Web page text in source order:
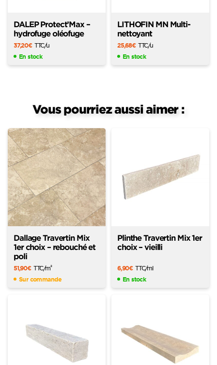
DALEP Protect’Max –
hydrofuge oléofuge
37,20€ TTC/u
En stock
LITHOFIN MN Multi-
nettoyant
25,68€ TTC/u
En stock
Vous pourriez aussi aimer :
Dallage Travertin Mix
1er choix – rebouché et
poli
51,90€ TTC/m2
Sur commande
Plinthe Travertin Mix 1er
choix – vieilli
6,90€ TTC/ml
En stock